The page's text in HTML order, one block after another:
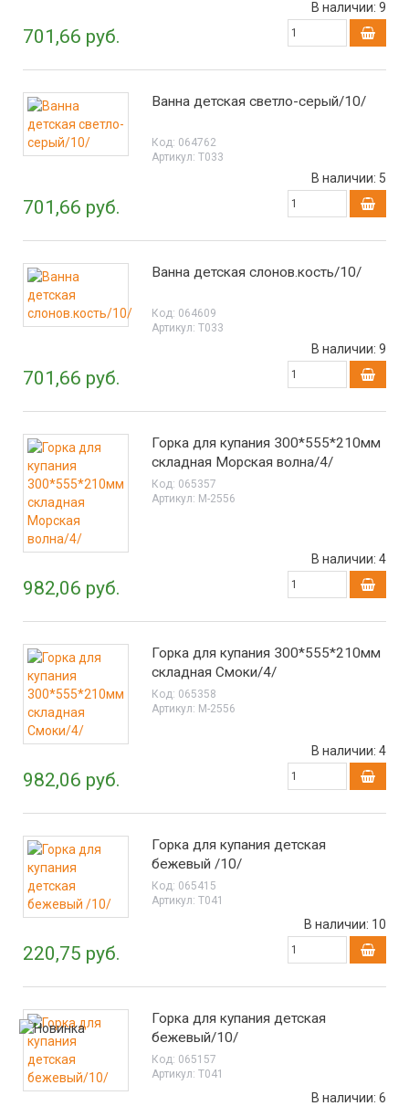
701,66 руб.
В наличии: 9
Ванна детская светло-серый/10/
Код: 064762
Артикул: Т033
701,66 руб.
В наличии: 5
Ванна детская слонов.кость/10/
Код: 064609
Артикул: Т033
701,66 руб.
В наличии: 9
Горка для купания 300*555*210мм
складная Морская волна/4/
Код: 065357
Артикул: М-2556
982,06 руб.
В наличии: 4
Горка для купания 300*555*210мм
складная Смоки/4/
Код: 065358
Артикул: М-2556
982,06 руб.
В наличии: 4
Горка для купания детская
бежевый /10/
Код: 065415
Артикул: Т041
220,75 руб.
В наличии: 10
Горка для купания детская
бежевый/10/
Код: 065157
Артикул: Т041
В наличии: 6